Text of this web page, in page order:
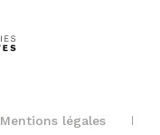
Mentions légales